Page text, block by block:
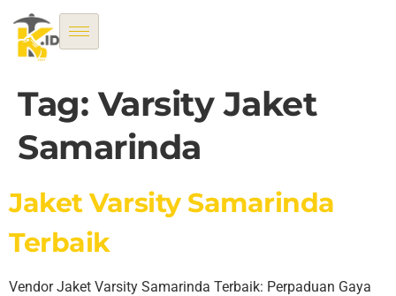
Tag:Varsity Jaket
Samarinda
Jaket Varsity Samarinda
Terbaik
Vendor Jaket Varsity Samarinda Terbaik: Perpaduan Gaya